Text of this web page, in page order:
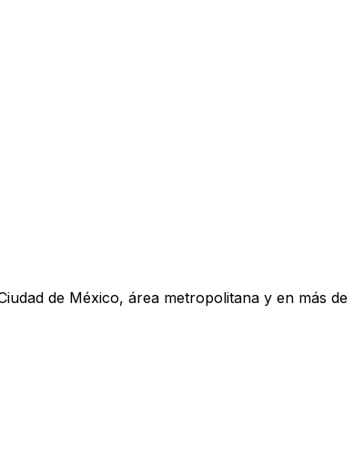
de México, área metropolitana y en más de